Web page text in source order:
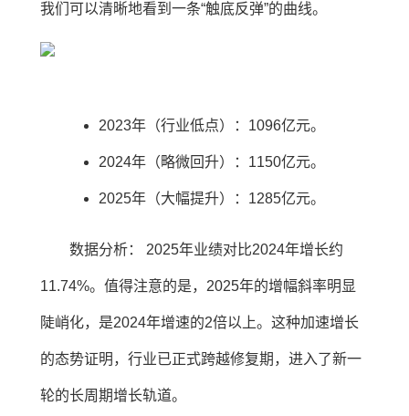
我们可以清晰地看到一条“触底反弹”的曲线。
2023年（行业低点）：1096亿元。
2024年（略微回升）：1150亿元。
2025年（大幅提升）：1285亿元。
数据分析： 2025年业绩对比2024年增长约
11.74%。值得注意的是，2025年的增幅斜率明显
陡峭化，是2024年增速的2倍以上。这种加速增长
的态势证明，行业已正式跨越修复期，进入了新一
轮的长周期增长轨道。